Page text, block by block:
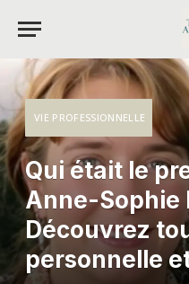
VIE PROFESSIONNELLE
Qui était le
Anne-Sophie
Découvrez
personnelle